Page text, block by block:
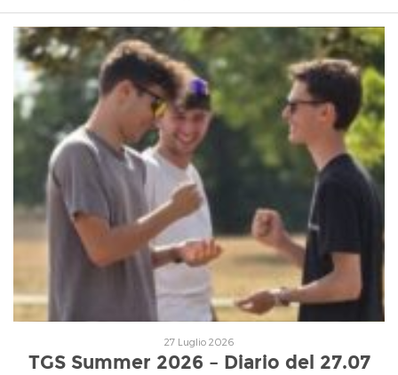
Leggi tutto
27 Luglio 2026
TGS Summer 2026 – Diario del 27.07